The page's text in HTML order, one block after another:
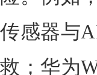
传感器与
救；华为